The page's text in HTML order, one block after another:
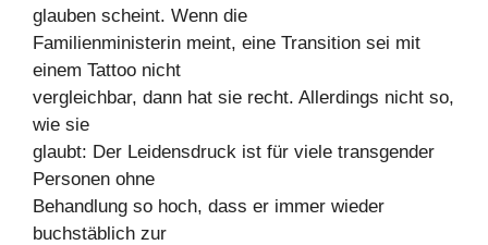
glauben scheint. Wenn die
Familienministerin meint, eine Transition sei mit
einem Tattoo nicht
vergleichbar, dann hat sie recht. Allerdings nicht so,
wie sie
glaubt: Der Leidensdruck ist für viele transgender
Personen ohne
Behandlung so hoch, dass er immer wieder
buchstäblich zur